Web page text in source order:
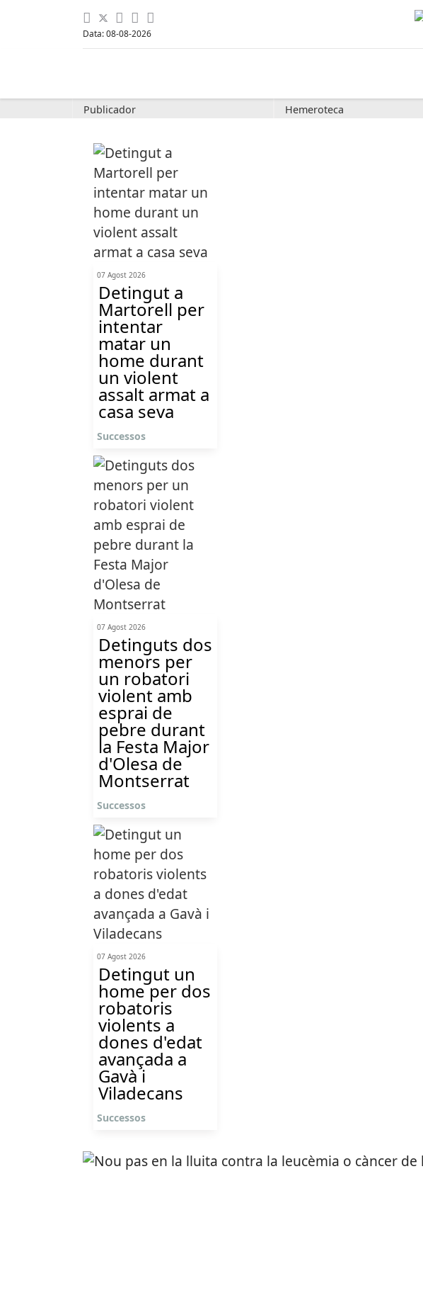
Data: 08-08-2026
Publicador Hemeroteca
07 Agost 2026
Detingut a
Martorell per
intentar
matar un
home durant
un violent
assalt armat a
casa seva
Successos
07 Agost 2026
Detinguts dos
menors per
un robatori
violent amb
esprai de
pebre durant
la Festa Major
d'Olesa de
Montserrat
Successos
07 Agost 2026
Detingut un
home per dos
robatoris
violents a
dones d'edat
avançada a
Gavà i
Viladecans
Successos